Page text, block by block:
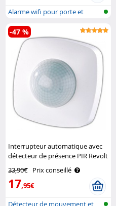
Alarme wifi pour porte et
fenêtre a..
Interrupteur automatique avec
détecteur de présence PIR Revolt
33,90€ Prix conseillé
17,95€
-47 %
Détecteur de mouvement et